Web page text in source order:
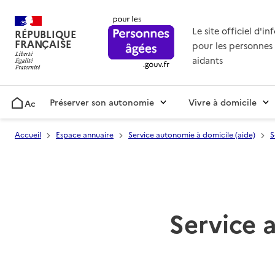
RÉPUBLIQUE
FRANÇAISE
Le site officiel
pour les personnes
aidants
AccueilPréserver son autonomie Vivre à domicile
Accueil Espace annuaire Service autonomie à domicile (aide)
Service